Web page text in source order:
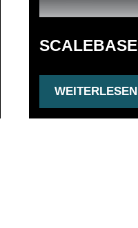
SCALEBASE
WEITERLESEN